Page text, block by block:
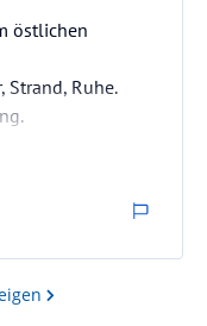
östlichen
Strand, Ruhe.